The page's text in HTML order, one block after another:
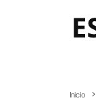
Inicio